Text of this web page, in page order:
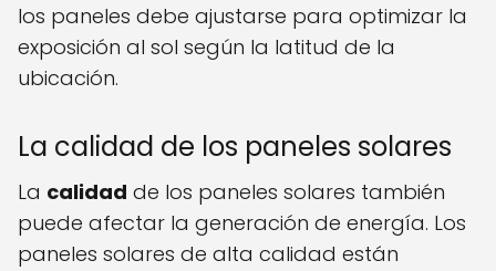
los paneles debe ajustarse para optimizar la
exposición al sol según la latitud de la
ubicación.
La calidad de los paneles solares
La calidad de los paneles solares también
puede afectar la generación de energía. Los
paneles solares de alta calidad están